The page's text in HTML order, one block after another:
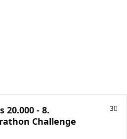
20.000 - 8.
Challenge
3